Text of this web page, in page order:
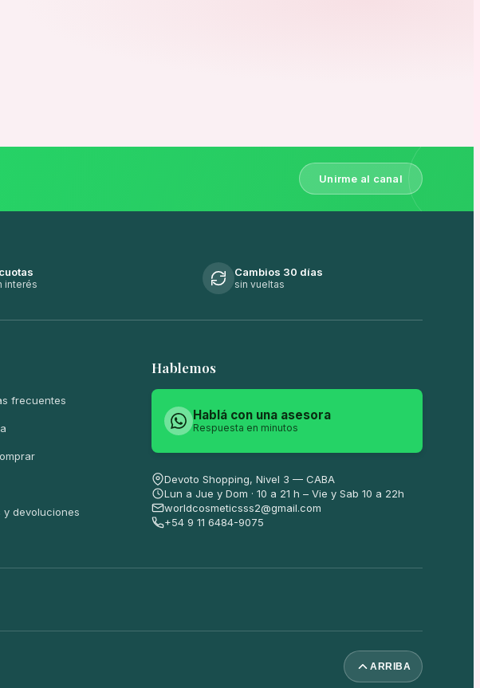
Unirme al canal
interés
Cambios 30 días
sin vueltas
frecuentes
y devoluciones
Hablemos
Hablá con una asesora
Respuesta en minutos
Devoto Shopping, Nivel 3 — CABA
Lun a Jue y Dom · 10 a 21 h – Vie y Sab 10 a 22h
worldcosmeticsss2@gmail.com
+54 9 11 6484-9075
ARRIBA